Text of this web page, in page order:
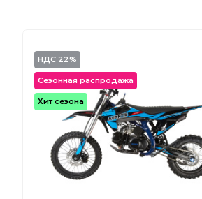
НДС 22%
Сезонная распродажа
Хит сезона